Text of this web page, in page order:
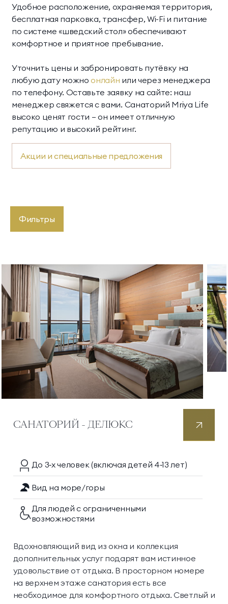
Удобное расположение, охраняемая территория,
бесплатная парковка, трансфер, Wi-Fi и питание
по системе «шведский стол» обеспечивают
комфортное и приятное пребывание.
Уточнить цены и забронировать путёвку на
любую дату можно онлайн или через менеджера
по телефону. Оставьте заявку на сайте: наш
менеджер свяжется с вами. Санаторий Mriya Life
высоко ценят гости — он имеет отличную
репутацию и высокий рейтинг.
Акции и специальные предложения
Фильтры
САНАТОРИЙ - ДЕЛЮКС
До 3‑хчеловек (включая детей 4‑13 лет)
Вид на море/горы
Для людей с ограниченными
возможностями
Вдохновляющий вид из окна и коллекция
дополнительных услуг подарят вам истинное
удовольствие от отдыха. В просторном номере
на верхнем этаже санатория есть все
необходимое для комфортного отдыха. Светлый и